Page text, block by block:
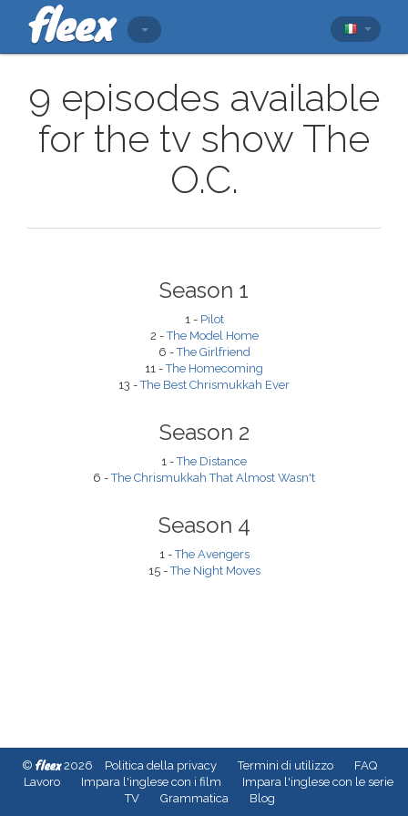
9 episodes available
for the tv show The
O.C.
Season 1
1 - Pilot
2 -The Model Home
6 -The Girlfriend
11 -The Homecoming
13 -The Best Chrismukkah Ever
Season 2
1 -The Distance
6 -The Chrismukkah That Almost Wasn't
Season 4
1 -The Avengers
15 -The Night Moves
© fleex2026 Politica della privacy Termini di utilizzo
FAQ
Lavoro
Impara l'inglese con i film
Impara l'inglese con le serie
TV
Grammatica Blog